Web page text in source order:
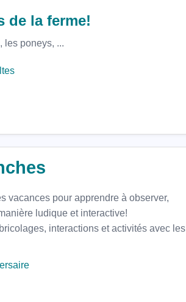
de la ferme!
les poneys, ...
vacances pour apprendre à observer,
ludique et interactive!
interactions et activités avec les